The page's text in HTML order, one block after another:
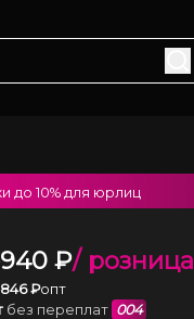
940 ₽/ розница
846₽опт
без переплат 004
до10% для юрлиц